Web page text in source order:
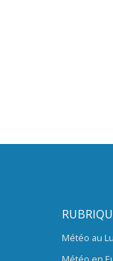
Météo au